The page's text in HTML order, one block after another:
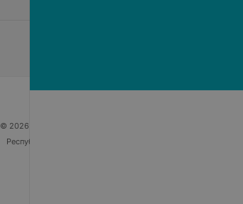
© 2026 ООО «Артокс Лаб», УНП 191700409
Республика Беларусь, г. Минск, улица Толбухина, 2,